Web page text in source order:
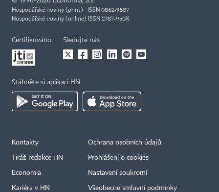
Hospodářské noviny (print) ISSN 0862-9587
Hospodářské noviny (online) ISSN 2787-950X
Certifikováno Sledujte nás
Stáhněte si aplikaci HN
Kontakty
Tiráž redakce HN
Economia
Kariéra v HN
Ochrana osobních údajů
Prohlášení o cookies
Nastavení soukromí
Všeobecné smluvní podmínky